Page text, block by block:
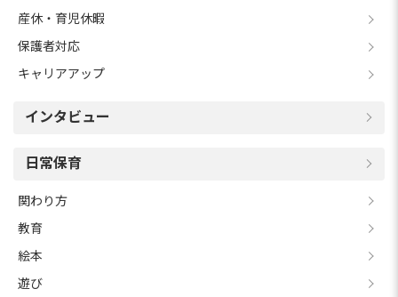
産休・育児休暇
保護者対応
キャリアアップ
インタビュー
日常保育
関わり方
教育
絵本
遊び